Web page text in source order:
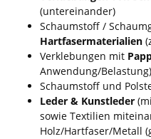
(untereinander)
Schaumstoff /
Hartfasermaterialien
Verklebungen mit
Anwendung/Belastung)
Schaumstoff und
Leder & Kunstleder
sowie Textilien
Holz/Hartfaser/Metall